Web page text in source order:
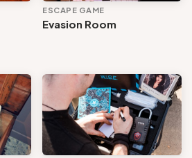
Voir les offres
Tout effacer
ESCAPE GAME
Evasion Room